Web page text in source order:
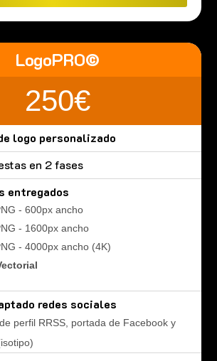
LogoPRO©
250€
logo personalizado
en 2 fases
entregados
- 600px ancho
- 1600px ancho
- 4000px ancho (4K)
redes sociales
perfil RRSS, portada de Facebook y